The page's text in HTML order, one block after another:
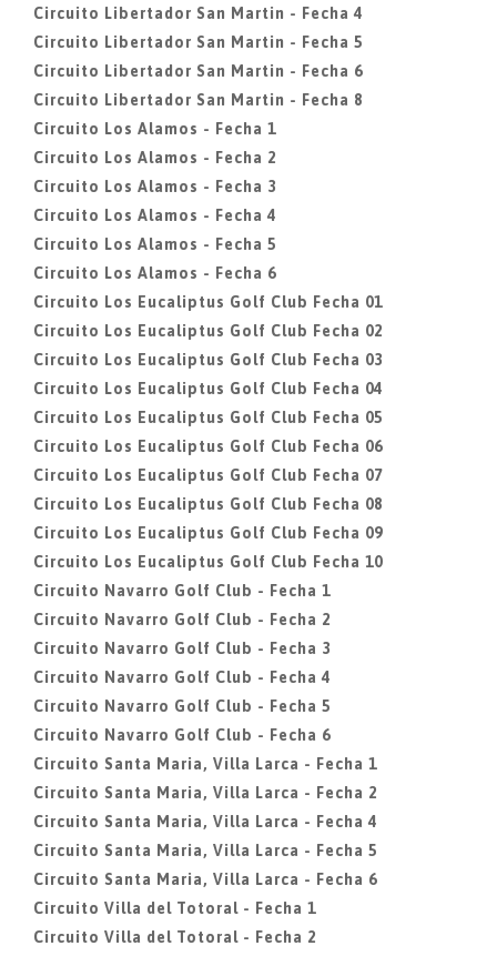
Circuito Libertador San Martin - Fecha 4
Circuito Libertador San Martin - Fecha 5
Circuito Libertador San Martin - Fecha 6
Circuito Libertador San Martin - Fecha 8
Circuito Los Alamos - Fecha 1
Circuito Los Alamos - Fecha 2
Circuito Los Alamos - Fecha 3
Circuito Los Alamos - Fecha 4
Circuito Los Alamos - Fecha 5
Circuito Los Alamos - Fecha 6
Circuito Los Eucaliptus Golf Club Fecha 01
Circuito Los Eucaliptus Golf Club Fecha 02
Circuito Los Eucaliptus Golf Club Fecha 03
Circuito Los Eucaliptus Golf Club Fecha 04
Circuito Los Eucaliptus Golf Club Fecha 05
Circuito Los Eucaliptus Golf Club Fecha 06
Circuito Los Eucaliptus Golf Club Fecha 07
Circuito Los Eucaliptus Golf Club Fecha 08
Circuito Los Eucaliptus Golf Club Fecha 09
Circuito Los Eucaliptus Golf Club Fecha 10
Circuito Navarro Golf Club - Fecha 1
Circuito Navarro Golf Club - Fecha 2
Circuito Navarro Golf Club - Fecha 3
Circuito Navarro Golf Club - Fecha 4
Circuito Navarro Golf Club - Fecha 5
Circuito Navarro Golf Club - Fecha 6
Circuito Santa Maria, Villa Larca - Fecha 1
Circuito Santa Maria, Villa Larca - Fecha 2
Circuito Santa Maria, Villa Larca - Fecha 4
Circuito Santa Maria, Villa Larca - Fecha 5
Circuito Santa Maria, Villa Larca - Fecha 6
Circuito Villa del Totoral - Fecha 1
Circuito Villa del Totoral - Fecha 2